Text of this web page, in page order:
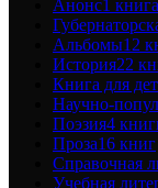
Анонс1 книга
Альбомы12
История22
Книга для
Научно-
Поэзия4
Проза16 книг
Справочная
Учебная